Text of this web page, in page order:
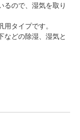
るので、湿気を取り
タイプです。
などの除湿、湿気と